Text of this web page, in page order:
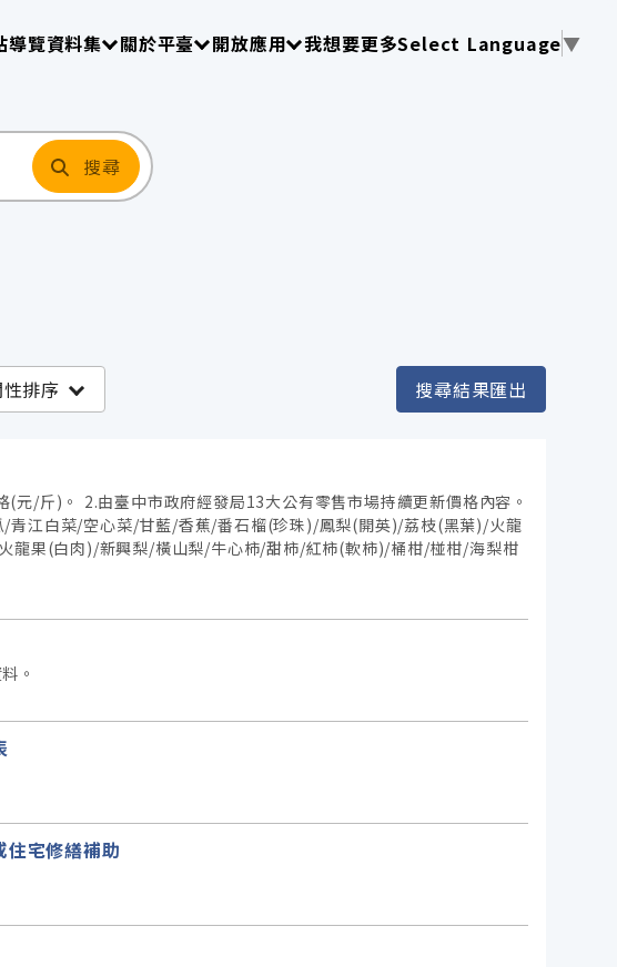
導覽資料集請使用 TAB 操作選單
關於平臺請使用 TAB 操作選單
開放應用請使用 TAB 操作選單
我想要更多Select Language▼
搜尋
排序 搜尋結果匯出
元/斤)。 2.由臺中市政府經發局13大公有零售市場持續更新價格內容。
江白菜/空心菜/甘藍/香蕉/番石榴(珍珠)/鳳梨(開英)/荔枝(黑葉)/火龍
果(白肉)/新興梨/橫山梨/牛心柿/甜柿/紅柿(軟柿)/桶柑/椪柑/海梨柑
。
宅修繕補助